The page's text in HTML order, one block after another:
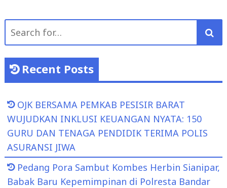
Recent Posts
OJK BERSAMA PEMKAB PESISIR BARAT
WUJUDKAN INKLUSI KEUANGAN NYATA: 150
GURU DAN TENAGA PENDIDIK TERIMA POLIS
ASURANSI JIWA
Pedang Pora Sambut Kombes Herbin Sianipar,
Babak Baru Kepemimpinan di Polresta Bandar